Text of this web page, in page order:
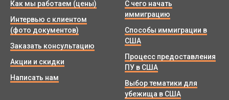
Как мы работаем (цены)
Интервью с клиентом
(фото документов)
Заказать консультацию
Акции и скидки
Написать нам
С чего начать
иммиграцию
Способы иммиграции в
США
Процесс предоставления
ПУ в США
Выбор тематики для
убежища в США